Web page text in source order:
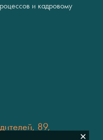
и кадровому
89,